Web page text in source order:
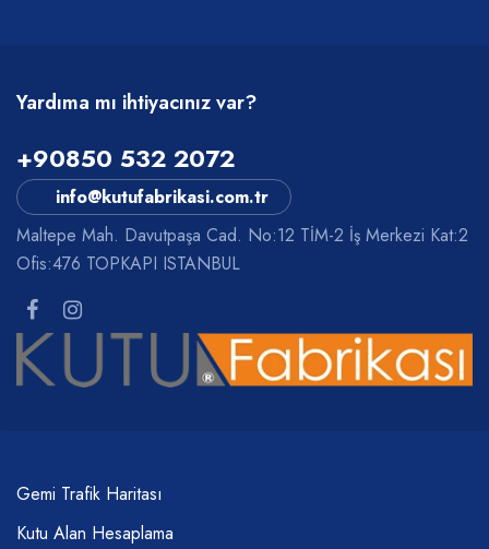
Yardıma mı ihtiyacınız var?
+90850 532 2072
info@kutufabrikasi.com.tr
Maltepe Mah. Davutpaşa Cad. No:12 TİM-2 İş Merkezi Kat:2
Ofis:476 TOPKAPI ISTANBUL
Gemi Trafik Haritası
Kutu Alan Hesaplama